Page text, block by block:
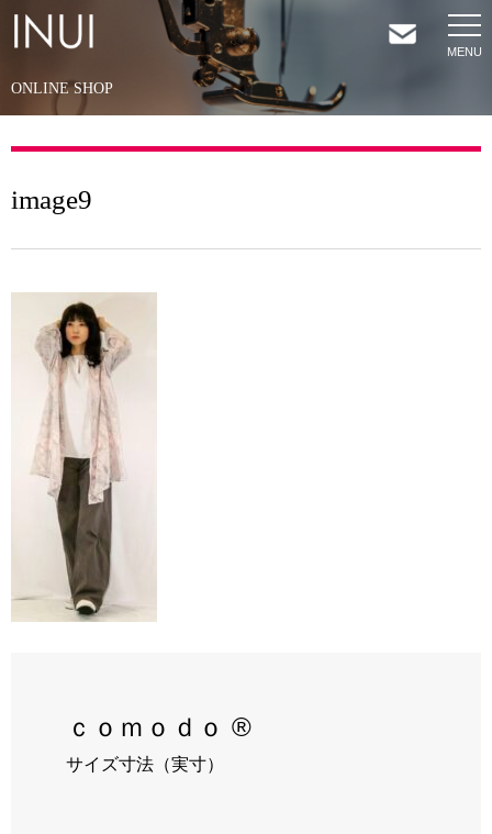
HOME
ONLINE SHOP
image9
ｃｏｍｏｄｏ ®
サイズ寸法（実寸）